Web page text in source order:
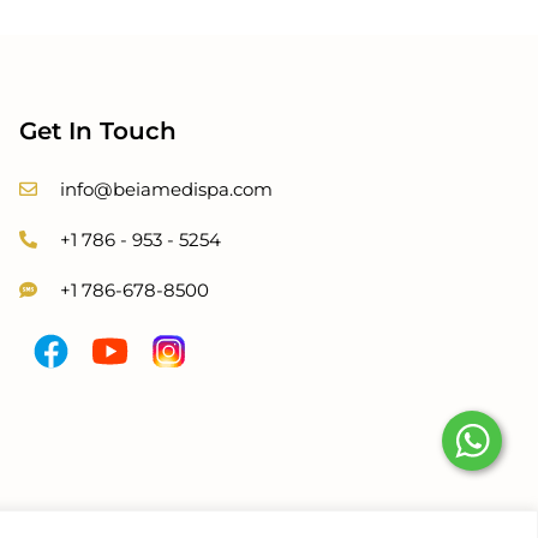
Get In Touch
info@beiamedispa.com
+1 786 - 953 - 5254
+1 786-678-8500